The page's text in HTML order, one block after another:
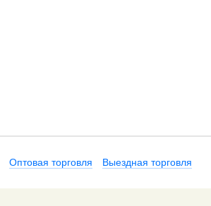
Оптовая торговля Выездная торговля